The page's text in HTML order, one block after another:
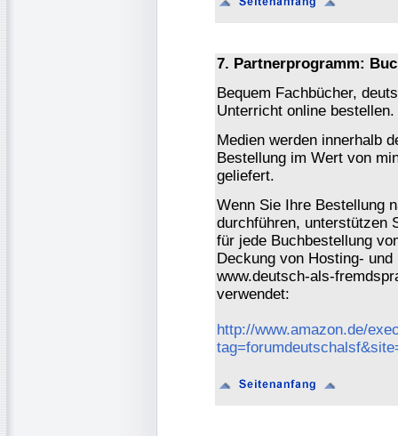
7. Partnerprogramm:
Bequem Fachbücher,
Unterricht online bestellen.
Medien werden innerhalb
Bestellung im Wert von
geliefert.
Wenn Sie Ihre Bestellung
durchführen, unterstützen
für jede Buchbestellung
Deckung von Hosting-
www.deutsch-als-
verwendet:
http://www.amazon.de/